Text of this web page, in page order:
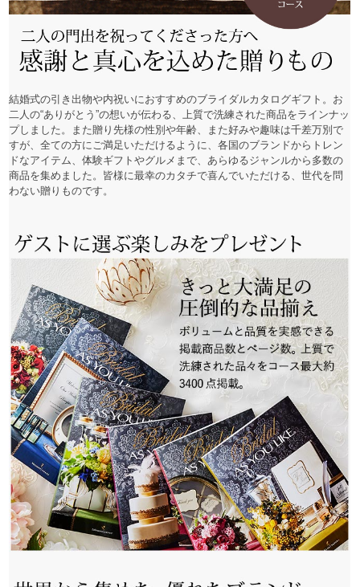
結婚式の引き出物や内祝いにおすすめのブライダルカタログギフト。お
二人の“ありがとう”の想いが伝わる、上質で洗練された商品をラインナッ
プしました。また贈り先様の性別や年齢、また好みや趣味は千差万別で
すが、全ての方にご満足いただけるように、各国のブランドからトレン
ドなアイテム、体験ギフトやグルメまで、あらゆるジャンルから多数の
商品を集めました。皆様に最幸のカタチで喜んでいただける、世代を問
わない贈りものです。